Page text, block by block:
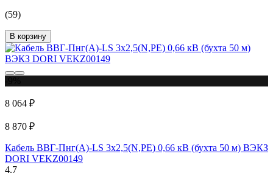
(59)
В корзину
8 064 ₽
8 870 ₽
Кабель ВВГ-Пнг(А)-LS 3х2,5(N,PE) 0,66 кВ (бухта 50 м) ВЭКЗ
DORI VEKZ00149
4.7